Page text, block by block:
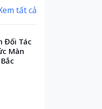
tất cả
Đối Tác
Màn